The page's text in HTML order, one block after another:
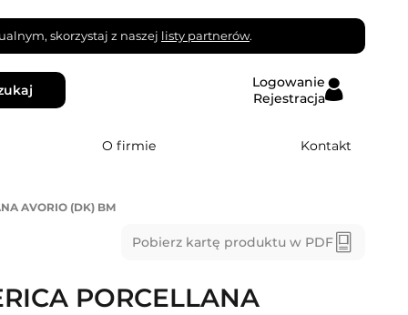
skorzystaj z naszej listy partnerów.
Logowanie
Rejestracja
O firmie Kontakt
AVORIO (DK) BM
Pobierz kartę produktu w PDF
PORCELLANA